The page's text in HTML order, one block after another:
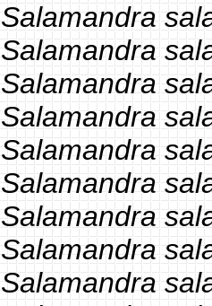
Salamandra
Salamandra
Salamandra
Salamandra
Salamandra
Salamandra
Salamandra
Salamandra
Salamandra